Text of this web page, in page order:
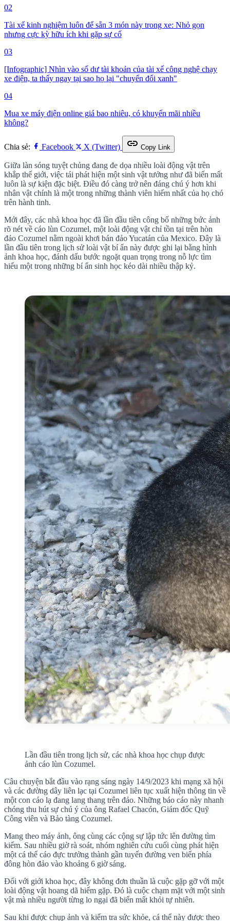
02
Tài xế kinh nghiệm luôn để sẵn 3 món này trong xe: Nhỏ gọn
nhưng cực kỳ hữu ích khi gặp sự cố
03
[Infographic] Nhìn vào số dư tài khoản của tài xế công nghệ chạy
xe điện, ta thấy ngay tại sao họ lại "chuyển đổi xanh"
04
Mua xe máy điện online giá bao nhiêu, có khuyến mãi nhiều
không?
Chia sẻ: Facebook X (Twitter) link Copy Link
Giữa làn sóng tuyệt chủng đang đe dọa nhiều loài động vật trên
khắp thế giới, việc tái phát hiện một sinh vật tưởng như đã biến mất
luôn là sự kiện đặc biệt. Điều đó càng trở nên đáng chú ý hơn khi
nhân vật chính là một trong những thành viên hiếm nhất của họ chó
trên hành tinh.
Mới đây, các nhà khoa học đã lần đầu tiên công bố những bức ảnh
rõ nét về cáo lùn Cozumel, một loài động vật chỉ tồn tại trên hòn
đảo Cozumel nằm ngoài khơi bán đảo Yucatán của Mexico. Đây là
lần đầu tiên trong lịch sử loài vật bí ẩn này được ghi lại bằng hình
ảnh khoa học, đánh dấu bước ngoặt quan trọng trong nỗ lực tìm
hiểu một trong những bí ẩn sinh học kéo dài nhiều thập kỷ.
Lần đầu tiên trong lịch sử, các nhà khoa học chụp được
ảnh cáo lùn Cozumel.
Câu chuyện bắt đầu vào rạng sáng ngày 14/9/2023 khi mạng xã hội
và các đường dây liên lạc tại Cozumel liên tục xuất hiện thông tin về
một con cáo lạ đang lang thang trên đảo. Những báo cáo này nhanh
chóng thu hút sự chú ý của ông Rafael Chacón, Giám đốc Quỹ
Công viên và Bảo tàng Cozumel.
Mang theo máy ảnh, ông cùng các cộng sự lập tức lên đường tìm
kiếm. Sau nhiều giờ rà soát, nhóm nghiên cứu cuối cùng phát hiện
một cá thể cáo đực trưởng thành gần tuyến đường ven biển phía
đông hòn đảo vào khoảng 6 giờ sáng.
Đối với giới khoa học, đây không đơn thuần là cuộc gặp gỡ với một
loài động vật hoang dã hiếm gặp. Đó là cuộc chạm mặt với một sinh
vật mà nhiều người từng lo ngại đã biến mất khỏi tự nhiên.
Sau khi được chụp ảnh và kiểm tra sức khỏe, cá thể này được theo